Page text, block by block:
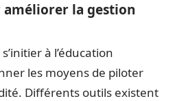
améliorer la gestion
à l’éducation
les moyens de piloter
Différents outils existent